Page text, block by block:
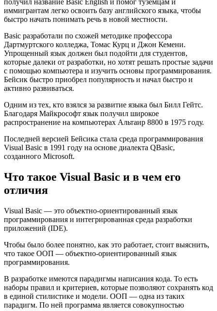
иммигрантам легко освоить базу английского языка, чтобы
быстро начать понимать речь в новой местности.
Basic разработали по схожей методике профессора
Дартмуртского колледжа, Томас Курц и Джон Кемени.
Упрощенный язык должен был подойти для студентов,
которые далеки от разработки, но хотят решать простые задачи
с помощью компьютера и изучить основы программирования.
Бейсик быстро приобрел популярность и начал быстро и
активно развиваться.
Одним из тех, кто взялся за развитие языка был Билл Гейтс.
Благодаря Майкрософт язык получил широкое
распространение на компьютерах Альтаир 8800 в 1975 году.
Последней версией Бейсика стала среда программирования
Visual Basic в 1991 году на основе диалекта QBasic,
созданного Microsoft.
Что такое Visual Basic и в чем его
отличия
Visual Basic — это объектно-ориентированный язык
программирования и интегрированная среда разработки
приложений (IDE).
Чтобы было более понятно, как это работает, стоит выяснить,
что такое ООП — объектно-ориентированный язык
программирования.
В разработке имеются парадигмы написания кода. То есть
наборы правил и критериев, которые позволяют сохранять код
в единой стилистике и модели. ООП — одна из таких
парадигм. По ней программа является совокупностью